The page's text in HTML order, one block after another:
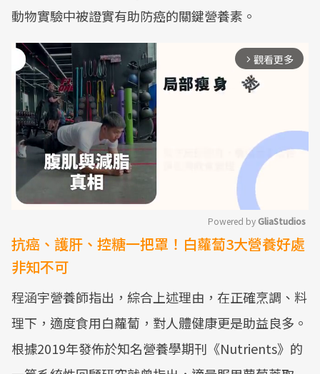
動物實驗中被證實有助防癌的關鍵營養素。
arrow_forward_ios 觀看更多
Mute
Powered by GliaStudios
抗癌、護肝、控糖一把罩！白蘿蔔3大營養好處
非知不可
程涵宇營養師指出，綜合上述理由，在正確烹調、料
理下，適度食用白蘿蔔，對人體健康更是助益良多。
根據2019年發佈於知名營養學期刊《Nutrients》的